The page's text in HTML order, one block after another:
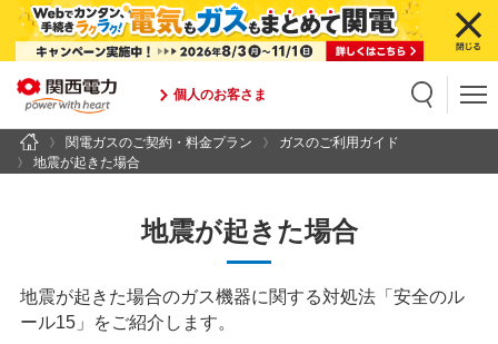
個人のお客さま
検索キーワード入力
関電ガスのご契約・料金プラン
ガスのご利用ガイド
地震が起きた場合
地震が起きた場合
地震が起きた場合のガス機器に関する対処法「安全のル
ール15」をご紹介します。